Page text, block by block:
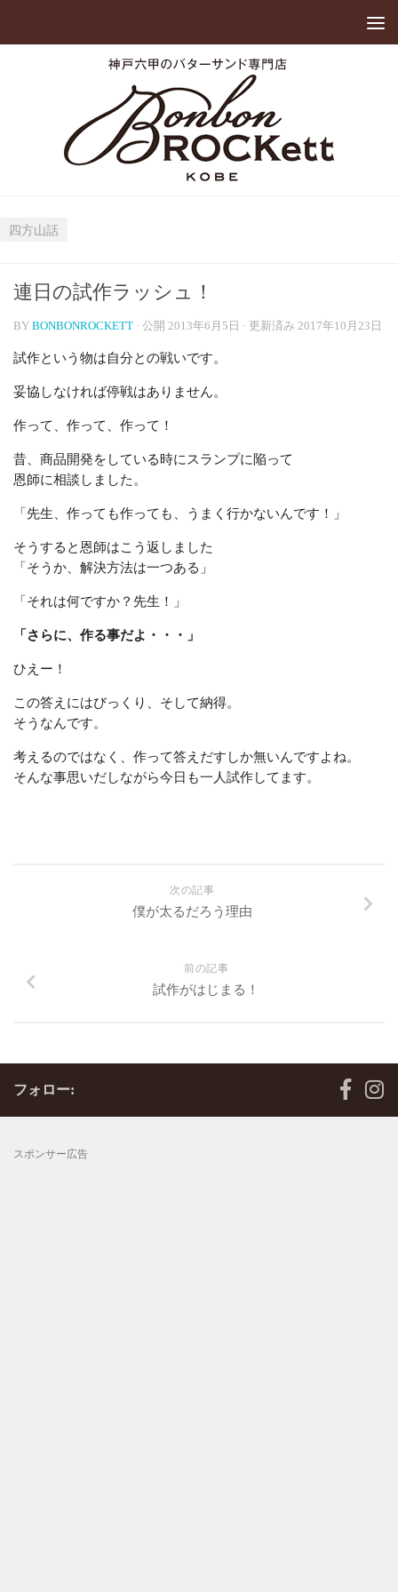
四方山話
連日の試作ラッシュ！
BY BONBONROCKETT · 公開 2013年6月5日 · 更新済み 2017年10月23日
試作という物は自分との戦いです。
妥協しなければ停戦はありません。
作って、作って、作って！
昔、商品開発をしている時にスランプに陥って
恩師に相談しました。
「先生、作っても作っても、うまく行かないんです！」
そうすると恩師はこう返しました
「そうか、解決方法は一つある」
「それは何ですか？先生！」
「さらに、作る事だよ・・・」
ひえー！
この答えにはびっくり、そして納得。
そうなんです。
考えるのではなく、作って答えだすしか無いんですよね。
そんな事思いだしながら今日も一人試作してます。
次の記事
僕が太るだろう理由
前の記事
試作がはじまる！
フォロー:
スポンサー広告